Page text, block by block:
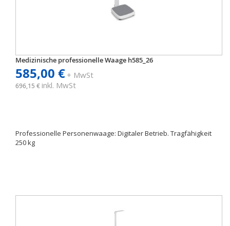
Medizinische professionelle Waage h585_26
585,00 €+ MwSt
696,15 € inkl. MwSt
Professionelle Personenwaage: Digitaler Betrieb. Tragfähigkeit
250 kg